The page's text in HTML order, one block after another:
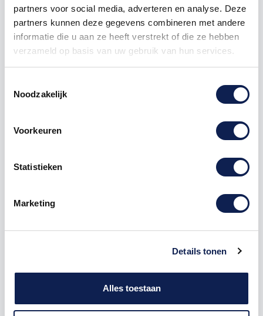
partners voor social media, adverteren en analyse. Deze
partners kunnen deze gegevens combineren met andere
informatie die u aan ze heeft verstrekt of die ze hebben
verzameld op basis van uw gebruik van hun services.
Noodzakelijk
Voorkeuren
Statistieken
Marketing
Details tonen
Alles toestaan
750
Bruin
5cm tot een hoogte van 80cm, de dikte van de letter
houtsoort, maar is niet geschikt voor buitengebruik.
1) Geef aan welke formaat je wenst te ontvangen, de